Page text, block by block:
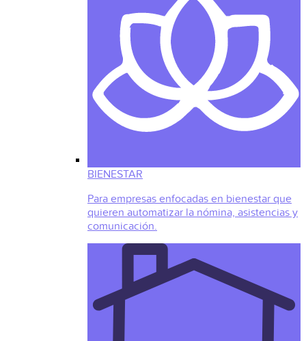
BIENESTAR
Para empresas enfocadas en bienestar que
quieren automatizar la nómina, asistencias y
comunicación.